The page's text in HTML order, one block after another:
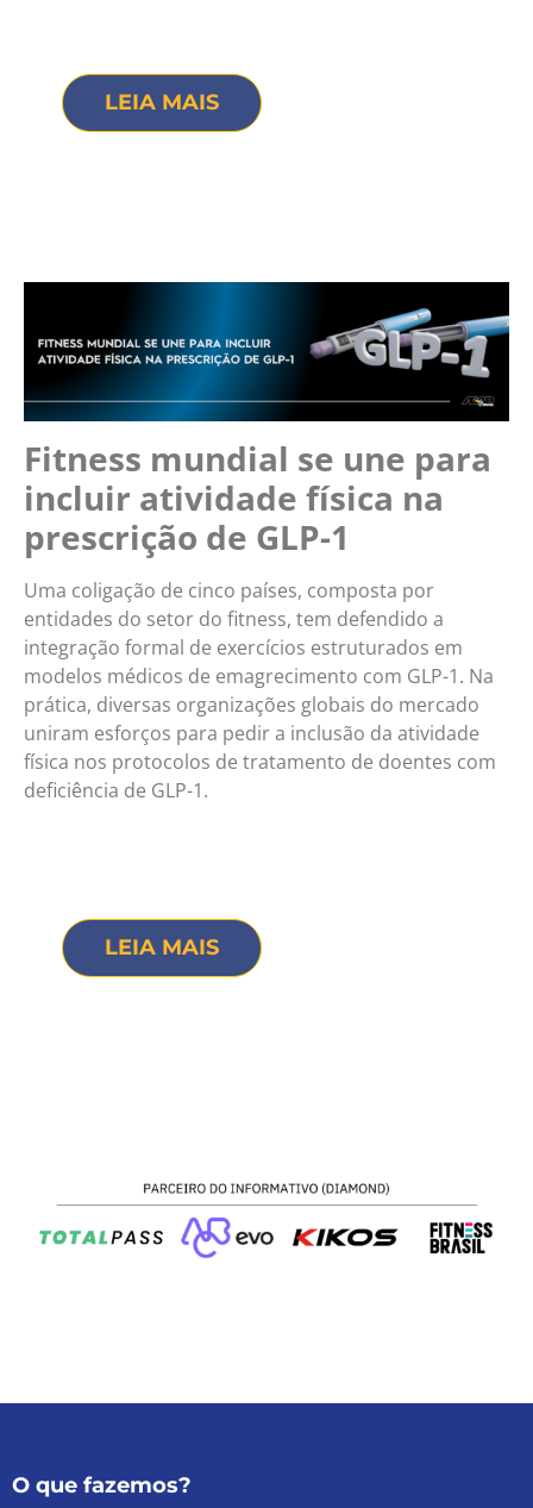
LEIA MAIS
Fitness mundial se une para
incluir atividade física na
prescrição de GLP-1
Uma coligação de cinco países, composta por
entidades do setor do fitness, tem defendido a
integração formal de exercícios estruturados em
modelos médicos de emagrecimento com GLP-1. Na
prática, diversas organizações globais do mercado
uniram esforços para pedir a inclusão da atividade
física nos protocolos de tratamento de doentes com
deficiência de GLP-1.
LEIA MAIS
O que fazemos?